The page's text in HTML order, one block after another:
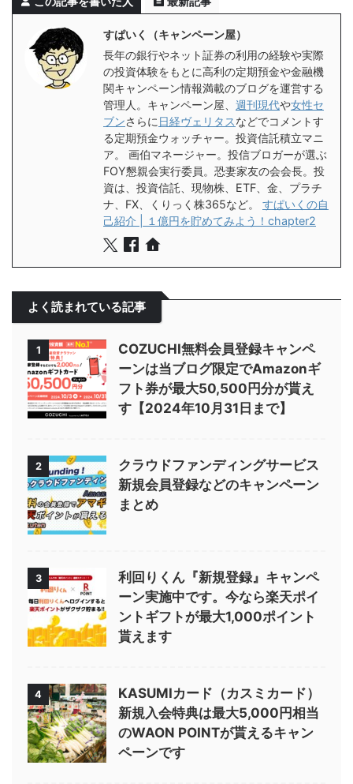
すぱいく（キャンペーン屋）
長年の銀行やネット証券の利用の経験や実際
の投資体験をもとに高利の定期預金や金融機
関キャンペーン情報満載のブログを運営する
管理人。キャンペーン屋、 週刊現代や女性セ
ブンさらに 日経ヴェリタスなどでコメントす
る定期預金ウォッチャー。投資信託積立マニ
ア。 画伯マネージャー。投信ブロガーが選ぶ
FOY懇親会実行委員。恐妻家友の会会長。投
資は、投資信託、現物株、ETF、金、プラチ
ナ、FX、くりっく株365など。 すぱいくの自
己紹介 | １億円を貯めてみよう！chapter2
よく読まれている記事
1
COZUCHI無料会員登録キャンペ
ーンは当ブログ限定でAmazonギ
フト券が最大50,500円分が貰え
す【2024年10月31日まで】
2
クラウドファンディングサービス
新規会員登録などのキャンペーン
まとめ
3
利回りくん『新規登録』キャンペ
ーン実施中です。今なら楽天ポイ
ントギフトが最大1,000ポイント
貰えます
4
KASUMIカード（カスミカード）
新規入会特典は最大5,000円相当
のWAON POINTが貰えるキャン
ペーンです